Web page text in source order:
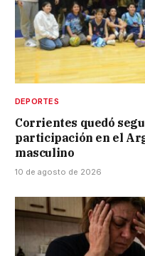
DEPORTES
Corrientes quedó
participación en el
masculino
10 de agosto de 2026